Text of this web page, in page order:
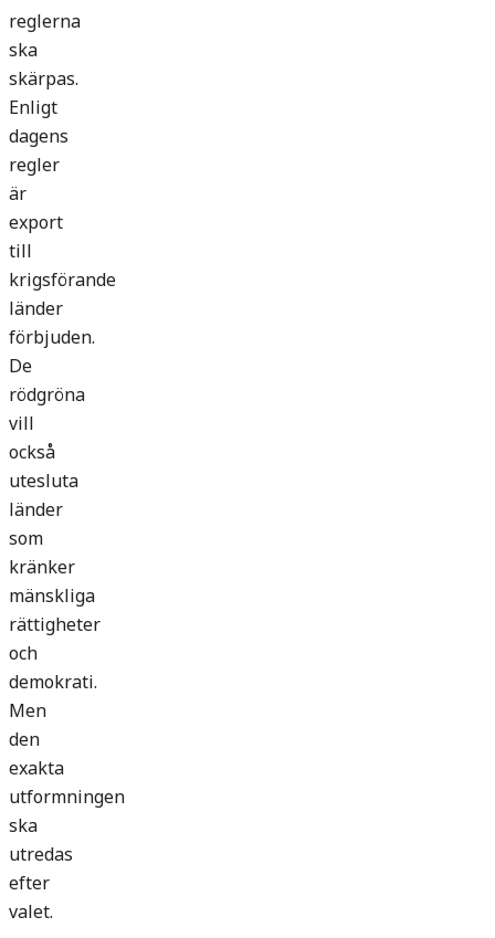
reglerna
ska
skärpas.
Enligt
dagens
regler
är
export
till
krigsförande
länder
förbjuden.
De
rödgröna
vill
också
utesluta
länder
som
kränker
mänskliga
rättigheter
och
demokrati.
Men
den
exakta
utformningen
ska
utredas
efter
valet.